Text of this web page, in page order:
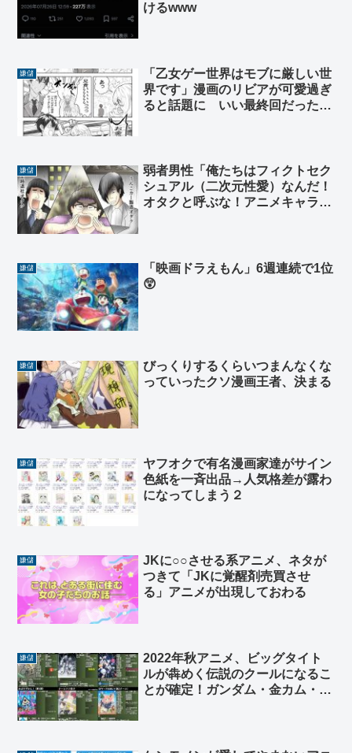
けるwww
嫌儲
「乙女ゲー世界はモブに厳しい世
界です」漫画のリビアが可愛過ぎ
ると話題に いい最終回だったと
嫌儲
弱者男性「俺たちはフィクトセク
シュアル（二次元性愛）なんだ！
オタクと呼ぶな！アニメキャラと
嫌儲
「映画ドラえもん」6週連続で1位
😲
嫌儲
びっくりするくらいつまんなくな
っていったクソ漫画王者、決まる
嫌儲
ヤフオクで有名漫画家達がサイン
色紙を一斉出品→人気格差が露わ
になってしまう２
嫌儲
JKに○○させる系アニメ、ネタが
つきて「JKに覚醒剤売買させ
る」アニメが出現しておわる
嫌儲
2022年秋アニメ、ビッグタイト
ルが犇めく伝説のクールになるこ
とが確定！ガンダム・金カム・う